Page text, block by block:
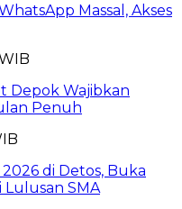
Massal, Akses
Depok Wajibkan
Penuh
di Detos, Buka
SMA